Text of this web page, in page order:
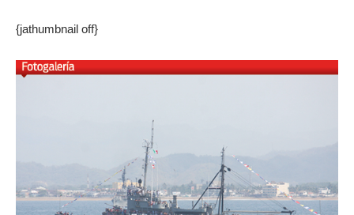
{jathumbnail off}